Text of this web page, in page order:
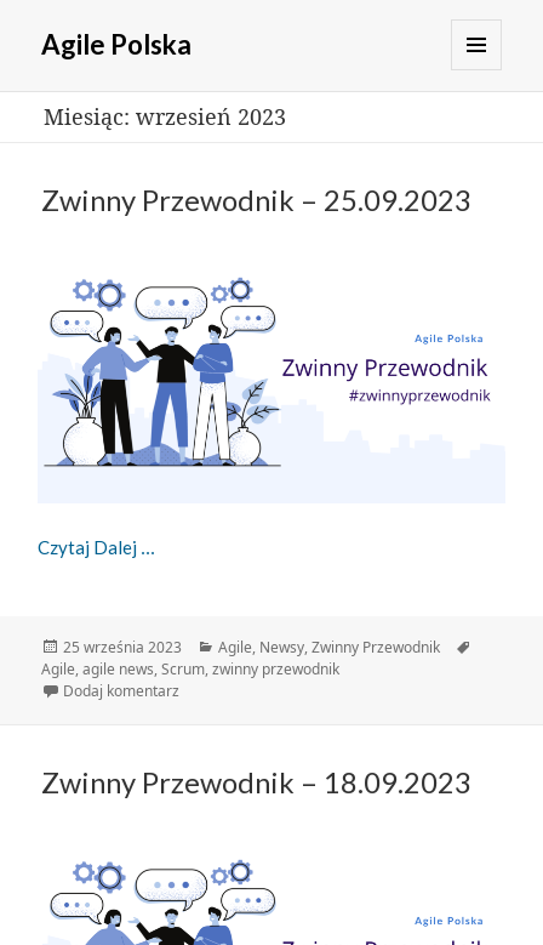
Agile Polska
Miesiąc: wrzesień 2023
Zwinny Przewodnik – 25.09.2023
Czytaj Dalej
Data
publikacji
25 września 2023 Kategorie
Agile, Newsy,Zwinny Przewodnik
Agile,agile news,Scrum,zwinny przewodnik
Dodaj komentarz
Zwinny Przewodnik – 18.09.2023